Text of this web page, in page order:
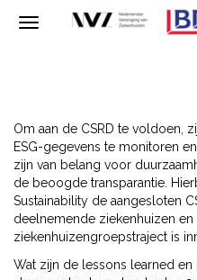
Om aan de CSRD te voldoen,
ESG-gegevens te monitoren
zijn van belang voor
de beoogde transparantie.
Sustainability de aangesloten
deelnemende ziekenhuizen
ziekenhuizengroepstraject is
Wat zijn de lessons learned